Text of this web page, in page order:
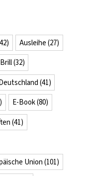
Ausleihe (27)
Brill(32)
(41)
E-Book(80)
(41)
Union(101)